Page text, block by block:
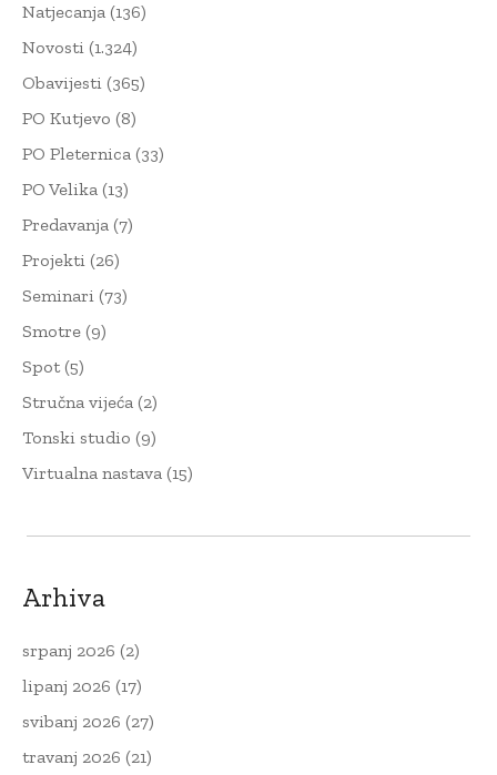
Natjecanja (136)
Novosti (1.324)
Obavijesti (365)
PO Kutjevo (8)
PO Pleternica (33)
PO Velika (13)
Predavanja (7)
Projekti (26)
Seminari (73)
Smotre (9)
Spot(5)
Stručna vijeća (2)
Tonski studio (9)
Virtualna nastava (15)
Arhiva
srpanj 2026 (2)
lipanj 2026 (17)
svibanj 2026 (27)
travanj 2026 (21)